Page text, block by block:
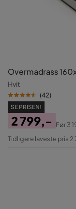
Overmadrass
Hvit
(42)
SE PRISEN!
Pris
2 799,-
Original
Før3
Tidligere laveste pris 2